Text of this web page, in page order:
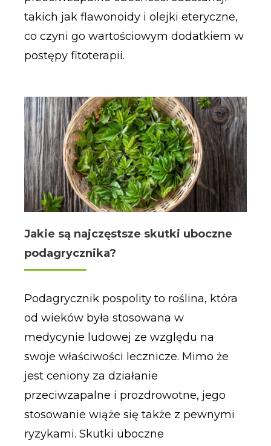
takich jak flawonoidy i olejki eteryczne,
co czyni go wartościowym dodatkiem w
postępy fitoterapii.
Jakie są najczęstsze skutki uboczne
podagrycznika?
Podagrycznik pospolity to roślina, która
od wieków była stosowana w
medycynie ludowej ze względu na
swoje właściwości lecznicze. Mimo że
jest ceniony za działanie
przeciwzapalne i prozdrowotne, jego
stosowanie wiąże się także z pewnymi
ryzykami. Skutki uboczne